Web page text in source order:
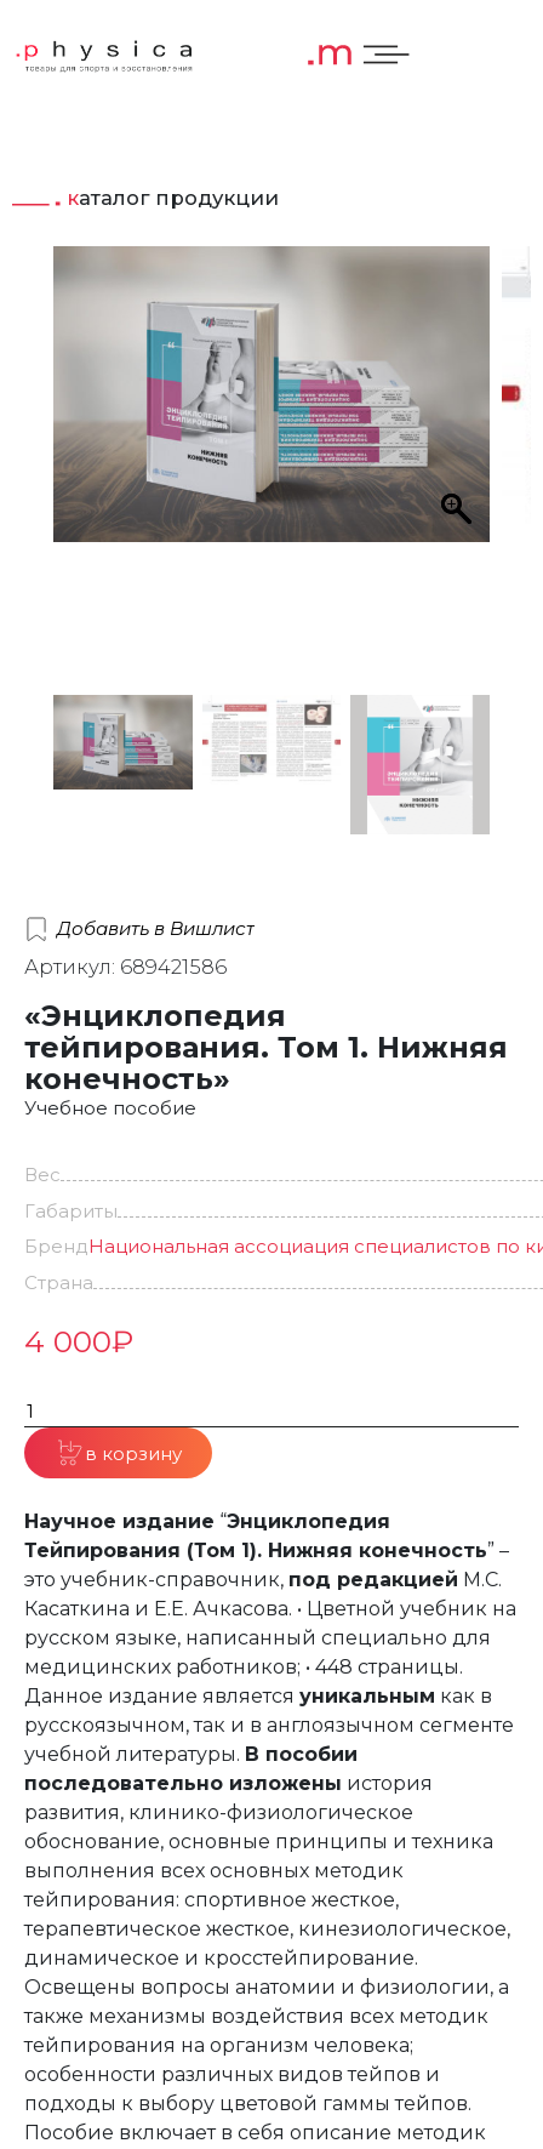
каталог продукции
Добавить в Вишлист
Артикул: 689421586
«Энциклопедия
тейпирования. Том 1. Нижняя
конечность»
Учебное пособие
Вес
Габариты
БрендНациональная ассоциация специалистов по
Страна
4 000₽
в корзину
Научное издание “Энциклопедия
Тейпирования (Том 1). Нижняя конечность” –
это учебник-справочник, под редакцией М.С.
Касаткина и Е.Е. Ачкасова. • Цветной учебник на
русском языке, написанный специально для
медицинских работников; • 448 страницы.
Данное издание является уникальным как в
русскоязычном, так и в англоязычном сегменте
учебной литературы. В пособии
последовательно изложены история
развития, клинико-физиологическое
обоснование, основные принципы и техника
выполнения всех основных методик
тейпирования: спортивное жесткое,
терапевтическое жесткое, кинезиологическое,
динамическое и кросстейпирование.
Освещены вопросы анатомии и физиологии, а
также механизмы воздействия всех методик
тейпирования на организм человека;
особенности различных видов тейпов и
подходы к выбору цветовой гаммы тейпов.
Пособие включает в себя описание методик